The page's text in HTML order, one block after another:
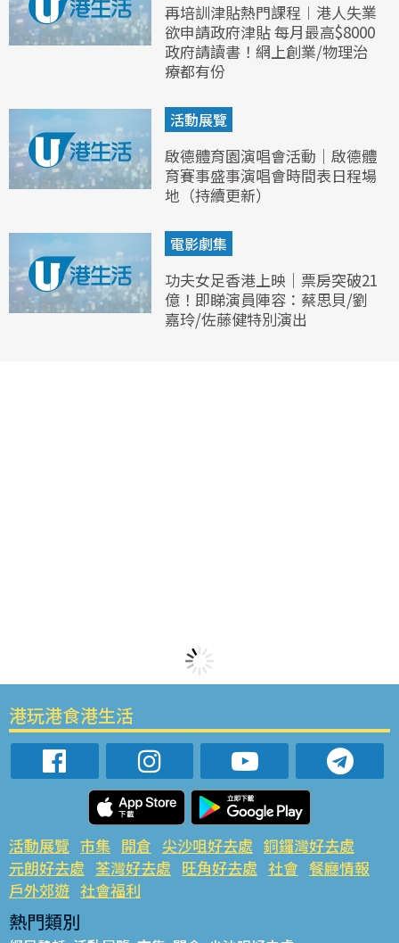
再培訓津貼熱門課程︱港人失業
欲申請政府津貼 每月最高$8000
政府請讀書！網上創業/物理治
療都有份
活動展覽
啟德體育園演唱會活動｜啟德體
育賽事盛事演唱會時間表日程場
地（持續更新）
電影劇集
功夫女足香港上映｜票房突破21
億！即睇演員陣容：蔡思貝/劉
嘉玲/佐藤健特別演出
港玩港食港生活
活動展覽 市集 開倉 尖沙咀好去處 銅鑼灣好去處
元朗好去處 荃灣好去處 旺角好去處 社會 餐廳情報
戶外郊遊 社會福利
熱門類別